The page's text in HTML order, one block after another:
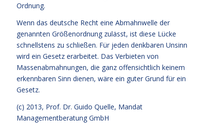
Ordnung.
Wenn das deutsche Recht eine Abmahnwelle der
genannten Größenordnung zulässt, ist diese Lücke
schnellstens zu schließen. Für jeden denkbaren Unsinn
wird ein Gesetz erarbeitet. Das Verbieten von
Massenabmahnungen, die ganz offensichtlich keinem
erkennbaren Sinn dienen, wäre ein guter Grund für ein
Gesetz.
(c) 2013, Prof. Dr. Guido Quelle, Mandat
Managementberatung GmbH